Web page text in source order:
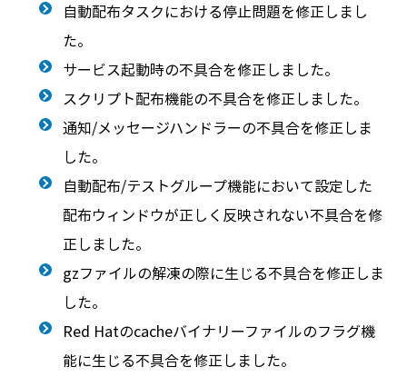
自動配布タスクにおける停止問題を修正しまし
た。
サービス起動時の不具合を修正しました。
スクリプト配布機能の不具合を修正しました。
通知/メッセージハンドラーの不具合を修正しま
した。
自動配布/テストグループ機能において設定した
配布ウィンドウが正しく反映されない不具合を修
正しました。
gzファイルの解凍の際に生じる不具合を修正しま
した。
Red Hatのcacheバイナリーファイルのフラグ機
能に生じる不具合を修正しました。